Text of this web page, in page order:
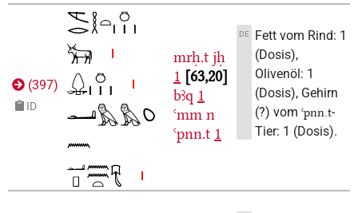
(397)
ID
mrḥ.t jḥ
1 63,20
bꜣq 1
ꜥmm n
ꜥpnn.t 1
DE
Fett vom Rind: 1
(Dosis),
Olivenöl: 1
(Dosis), Gehirn
(?) vomꜥpnn.t-
Tier: 1 (Dosis).